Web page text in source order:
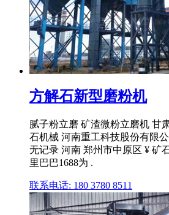
方解石新型磨粉机
腻子粉立磨 矿渣微粉立磨机 甘
石机械 河南重工科技股份有限
无记录 河南 郑州市中原区 ¥ 矿
里巴巴1688为 .
联系电话: 180 3780 8511